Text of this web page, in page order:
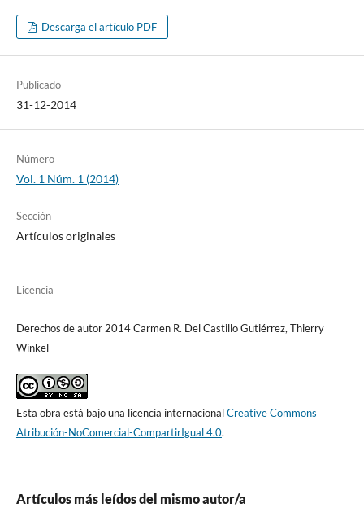
Descarga el artículo PDF
Publicado
31-12-2014
Número
Vol. 1 Núm. 1 (2014)
Sección
Artículos originales
Licencia
Derechos de autor 2014 Carmen R. Del Castillo Gutiérrez, Thierry
Winkel
Esta obra está bajo una licencia internacionalCreative Commons
Atribución-NoComercial-CompartirIgual 4.0.
Artículos más leídos del mismo autor/a